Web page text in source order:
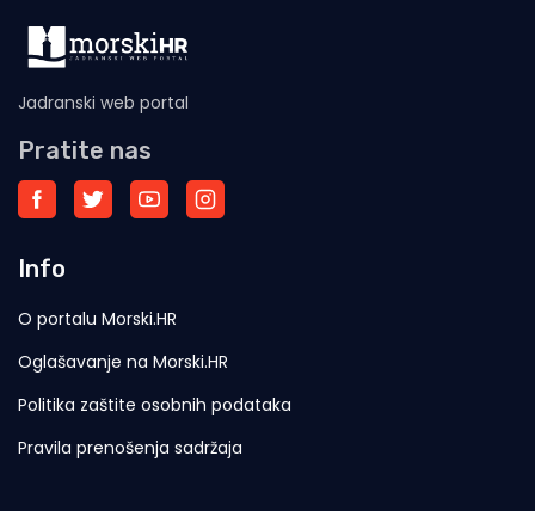
Jadranski web portal
Pratite nas
Info
O portalu Morski.HR
Oglašavanje na Morski.HR
Politika zaštite osobnih podataka
Pravila prenošenja sadržaja